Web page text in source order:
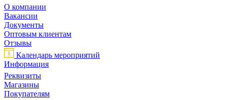
О компании
Вакансии
Документы
Оптовым клиентам
Отзывы
Календарь мероприятий
Информация
Реквизиты
Магазины
Покупателям